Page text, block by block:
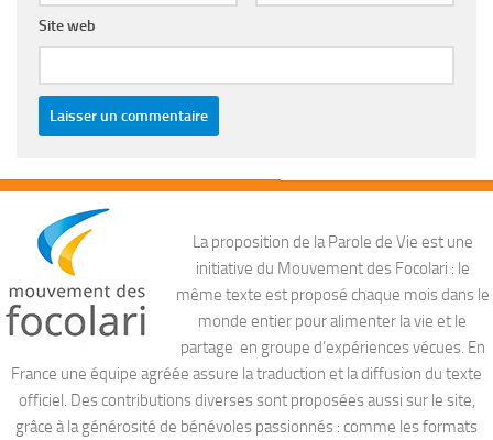
Site web
La proposition de la Parole de Vie est une
initiative du Mouvement des Focolari : le
même texte est proposé chaque mois dans le
monde entier pour alimenter la vie et le
partage en groupe d’expériences vécues. En
France une équipe agréée assure la traduction et la diffusion du texte
officiel. Des contributions diverses sont proposées aussi sur le site,
grâce à la générosité de bénévoles passionnés : comme les formats